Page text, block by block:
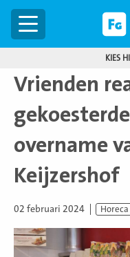
Menu
KIES
Vrienden
overname
Keijzershof
02 februari 2024 Horeca